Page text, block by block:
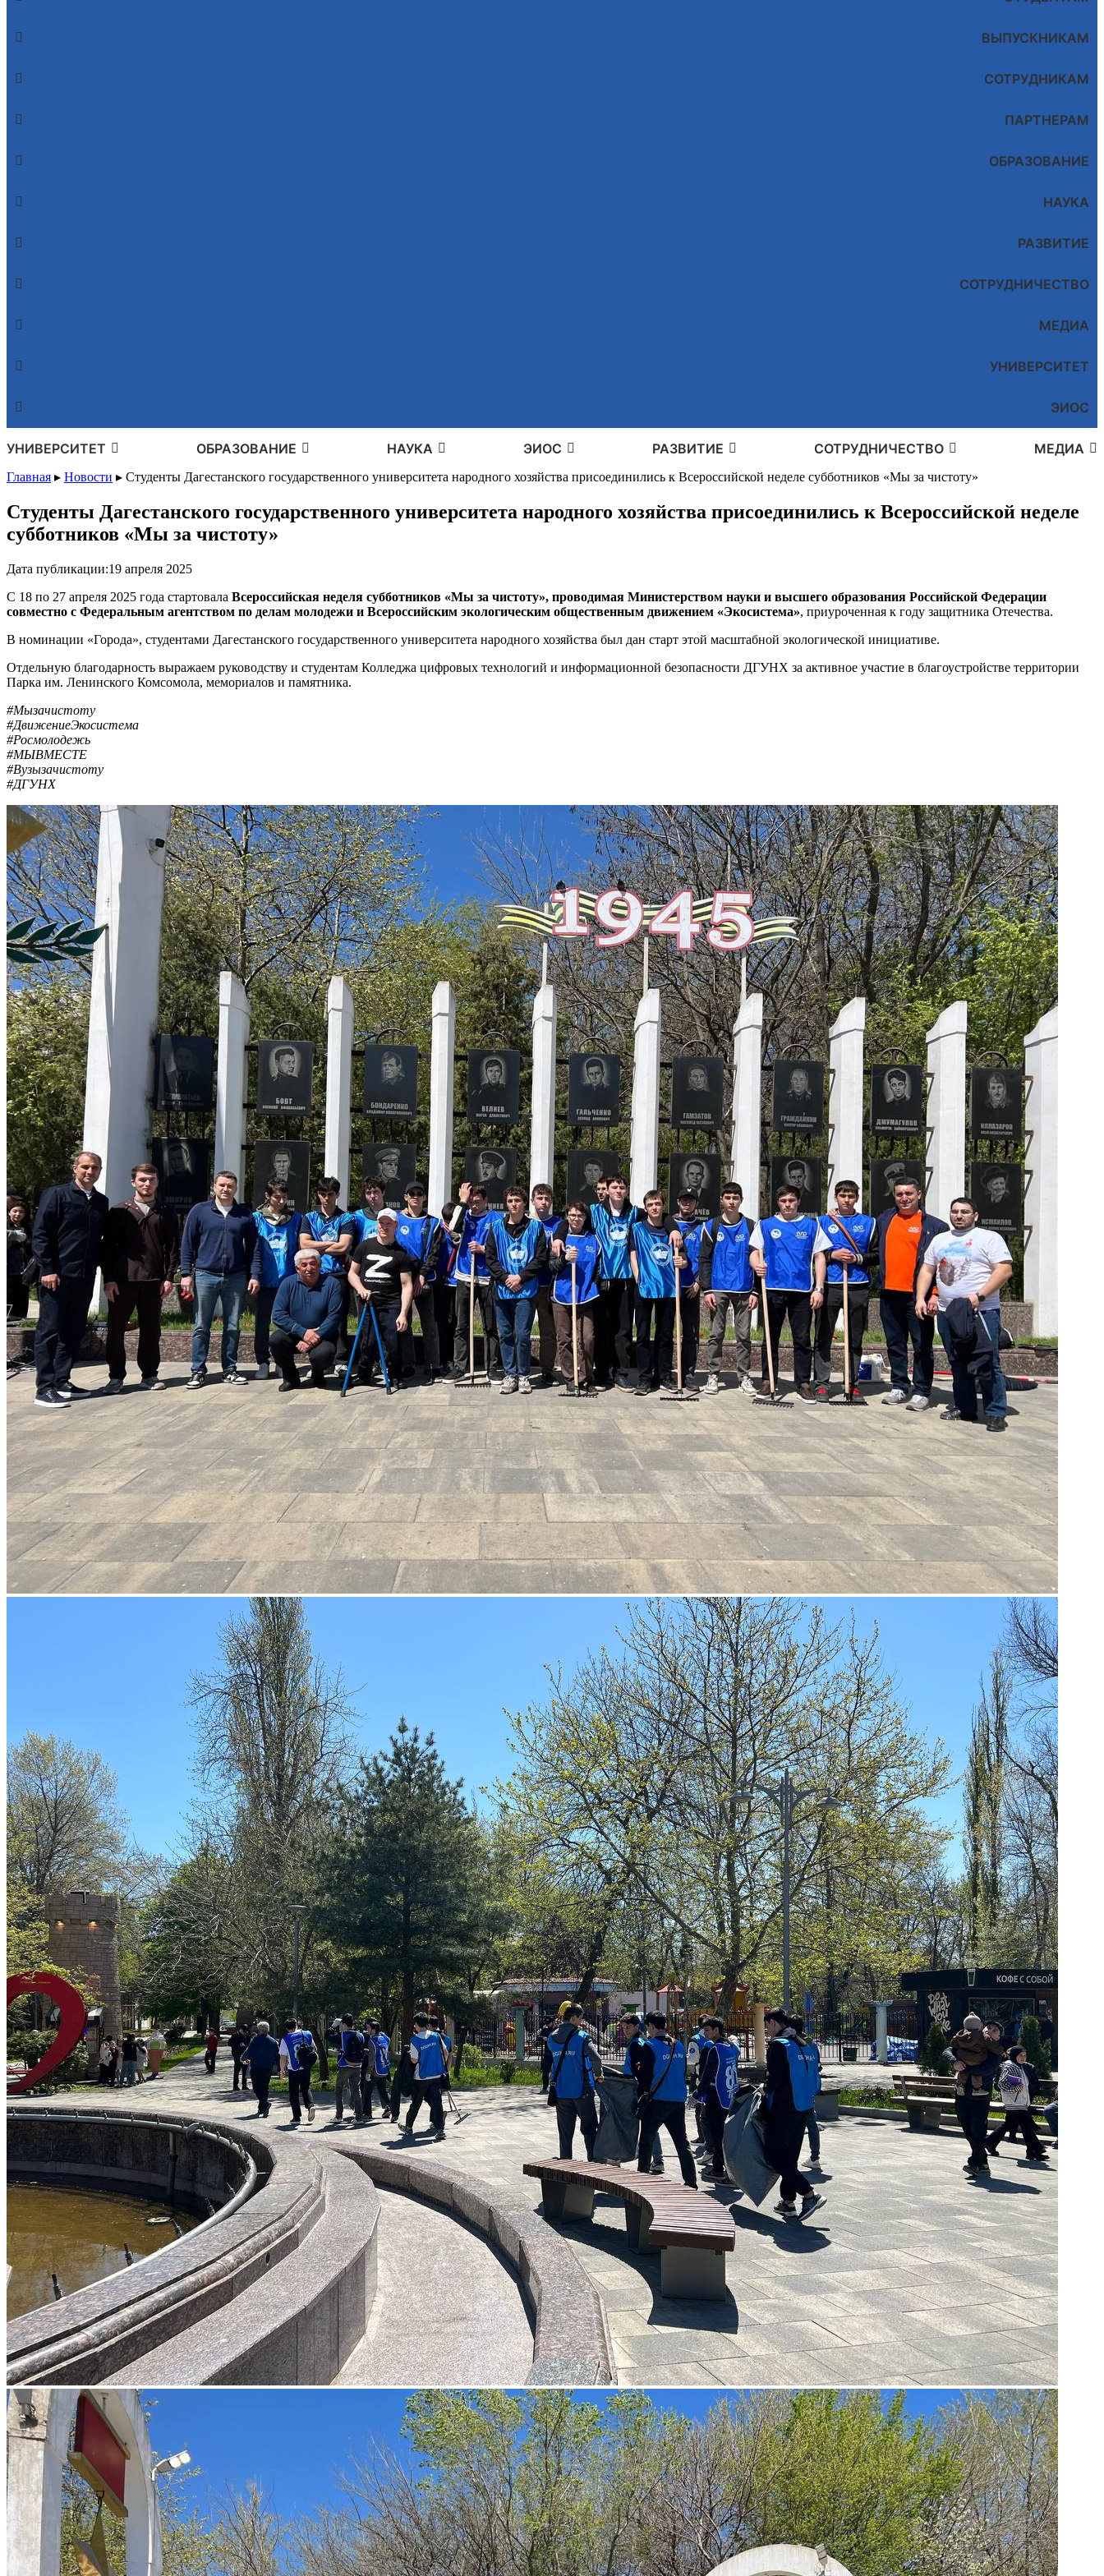
ВЫПУСКНИКАМ
СОТРУДНИКАМ
ПАРТНЕРАМ
ОБРАЗОВАНИЕ
НАУКА
РАЗВИТИЕ
СОТРУДНИЧЕСТВО
МЕДИА
УНИВЕРСИТЕТ
ЭИОС
УНИВЕРСИТЕТ ОБРАЗОВАНИЕ НАУКА ЭИОС РАЗВИТИЕ СОТРУДНИЧЕСТВО МЕДИА
Главная ▸ Новости ▸ Студенты Дагестанского государственного университета народного хозяйства присоединились к Всероссийской неделе субботников «Мы за чистоту»
Студенты Дагестанского государственного университета народного хозяйства присоединились к Всероссийской неделе
субботников «Мы за чистоту»
Дата публикации:19 апреля 2025
С 18 по 27 апреля 2025 года стартовала Всероссийская неделя субботников «Мы за чистоту», проводимая Министерством науки и высшего образования Российской Федерации
совместно с Федеральным агентством по делам молодежи и Всероссийским экологическим общественным движением «Экосистема», приуроченная к году защитника Отечества.
В номинации «Города», студентами Дагестанского государственного университета народного хозяйства был дан старт этой масштабной экологической инициативе.
Отдельную благодарность выражаем руководству и студентам Колледжа цифровых технологий и информационной безопасности ДГУНХ за активное участие в благоустройстве территории
Парка им. Ленинского Комсомола, мемориалов и памятника.
#Мызачистоту
#ДвижениеЭкосистема
#Росмолодежь
#МЫВМЕСТЕ
#Вузызачистоту
#ДГУНХ